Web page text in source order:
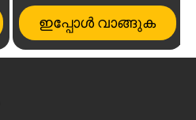
ഇപ്പോൾ വാങ്ങുക